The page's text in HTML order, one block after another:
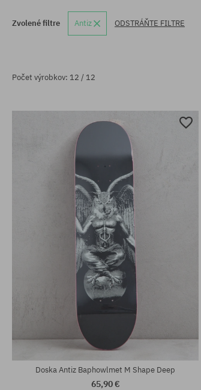
Zvolené filtre Antiz ODSTRÁŇTE FILTRE
Počet výrobkov: 12 / 12
Doska Antiz Baphowlmet M Shape Deep
65,90 €